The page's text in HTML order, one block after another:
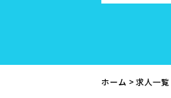
ホーム >求人一覧